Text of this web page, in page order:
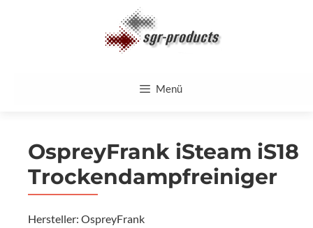
Menü
OspreyFrank iSteam iS18
Trockendampfreiniger
Hersteller: OspreyFrank